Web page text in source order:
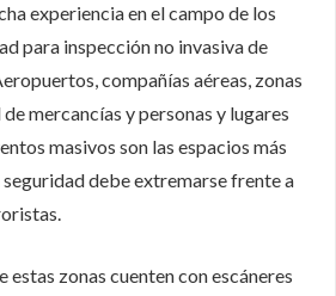
experiencia en el campo de los
para inspección no invasiva de
compañías aéreas, zonas
mercancías y personas y lugares
masivos son las espacios más
seguridad debe extremarse frente a
estas zonas cuenten con escáneres